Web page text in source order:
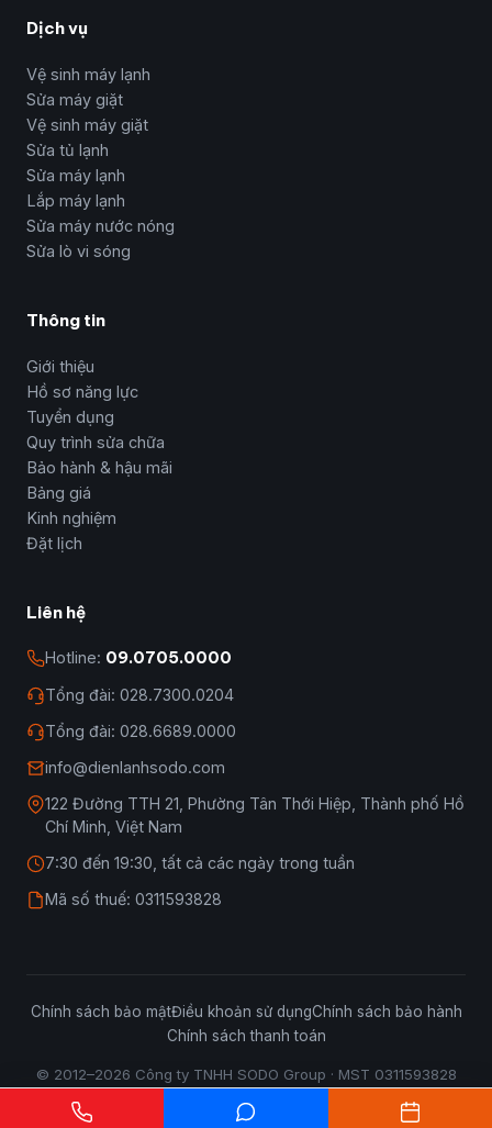
Dịch vụ
Vệ sinh máy lạnh
Sửa máy giặt
Vệ sinh máy giặt
Sửa tủ lạnh
Sửa máy lạnh
Lắp máy lạnh
Sửa máy nước nóng
Sửa lò vi sóng
Thông tin
Giới thiệu
Hồ sơ năng lực
Tuyển dụng
Quy trình sửa chữa
Bảo hành & hậu mãi
Bảng giá
Kinh nghiệm
Đặt lịch
Liên hệ
Hotline: 09.0705.0000
Tổng đài: 028.7300.0204
Tổng đài: 028.6689.0000
info@dienlanhsodo.com
122 Đường TTH 21, Phường Tân Thới Hiệp, Thành phố Hồ
Chí Minh, Việt Nam
7:30 đến 19:30, tất cả các ngày trong tuần
Mã số thuế: 0311593828
Chính sách bảo mậtĐiều khoản sử dụngChính sách bảo hành
Chính sách thanh toán
© 2012–2026 Công ty TNHH SODO Group · MST 0311593828